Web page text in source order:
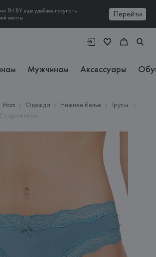
FH.BY еще удобнее покупать
мечты
Перейти
Мужчинам Аксессуары
Etam Одежда Нижнее белье
Трусы
с кружевом